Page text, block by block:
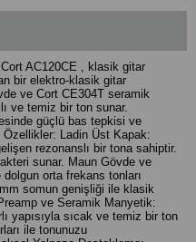
AC120CE , klasik gitar
bir elektro-klasik gitar
ve Cort CE304T seramik
ve temiz bir ton sunar.
güçlü bas tepkisi ve
Özellikler: Ladin Üst Kapak:
rezonanslı bir tona sahiptir.
sunar. Maun Gövde ve
orta frekans tonları
somun genişliği ile klasik
ve Seramik Manyetik:
yapısıyla sıcak ve temiz bir ton
ile tonunuzu